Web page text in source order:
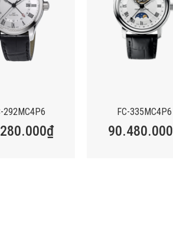
292MC4P6
₫
FC-335MC4P6
90.480.000